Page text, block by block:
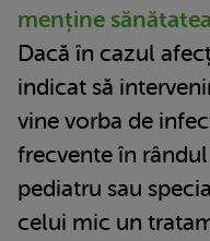
menține
Dacă în cazul
indicat să
vine vorba de
frecvente în
pediatru sau
celui mic un